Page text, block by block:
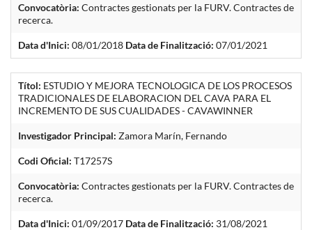
Convocatòria: Contractes gestionats per la FURV. Contractes de
recerca.
Data d'Inici: 08/01/2018 Data de Finalització: 07/01/2021
Títol: ESTUDIO Y MEJORA TECNOLOGICA DE LOS PROCESOS
TRADICIONALES DE ELABORACION DEL CAVA PARA EL
INCREMENTO DE SUS CUALIDADES - CAVAWINNER
Investigador Principal: Zamora Marín, Fernando
Codi Oficial: T17257S
Convocatòria: Contractes gestionats per la FURV. Contractes de
recerca.
Data d'Inici: 01/09/2017 Data de Finalització: 31/08/2021